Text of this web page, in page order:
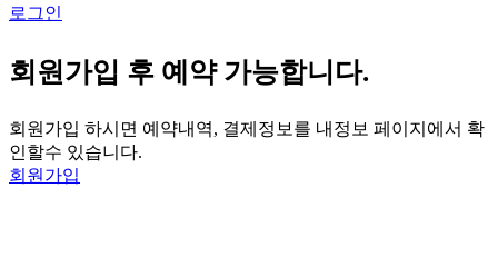
로그인
회원가입 후 예약 가능합니다.
회원가입 하시면 예약내역, 결제정보를 내정보 페이지에서 확
인할수 있습니다.
회원가입